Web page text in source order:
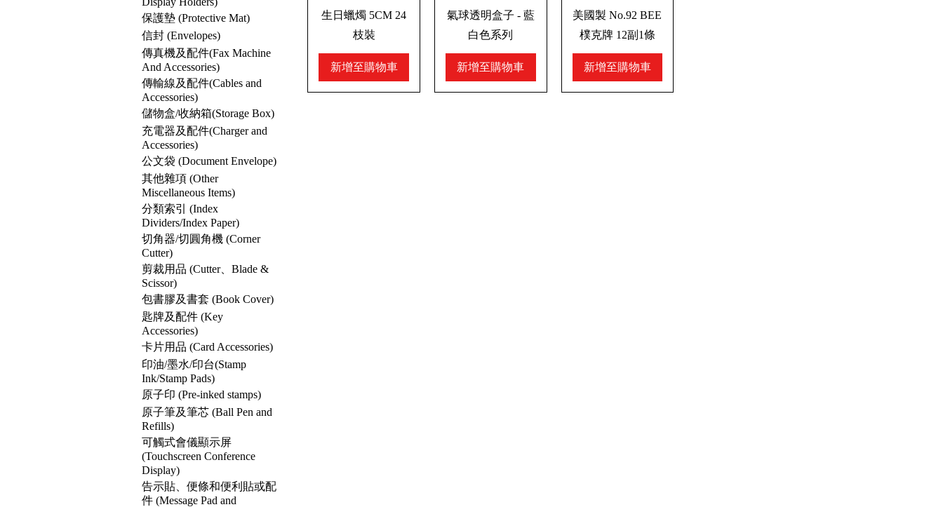
保護墊 (Protective Mat)
信封 (Envelopes)
傳真機及配件(Fax Machine
And Accessories)
傳輸線及配件(Cables and
Accessories)
儲物盒/收納箱(Storage Box)
充電器及配件(Charger and
Accessories)
公文袋 (Document Envelope)
其他雜項 (Other
Miscellaneous Items)
分類索引 (Index
Dividers/Index Paper)
切角器/切圓角機 (Corner
Cutter)
剪裁用品 (Cutter、Blade &
Scissor)
包書膠及書套 (Book Cover)
匙牌及配件 (Key
Accessories)
卡片用品 (Card Accessories)
印油/墨水/印台(Stamp
Ink/Stamp Pads)
原子印 (Pre-inked stamps)
原子筆及筆芯 (Ball Pen and
Refills)
可觸式會儀顯示屏
(Touchscreen Conference
Display)
告示貼、便條和便利貼或配
件 (Message Pad and
生日蠟燭 5CM 24
枝裝
新增至購物車
氣球透明盒子 - 藍
白色系列
新增至購物車
美國製 No.92 BEE
樸克牌 12副1條
新增至購物車